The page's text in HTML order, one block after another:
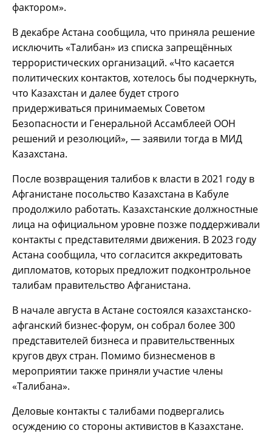
фактором».
В декабре Астана сообщила, что приняла решение
исключить «Талибан» из списка запрещённых
террористических организаций. «Что касается
политических контактов, хотелось бы подчеркнуть,
что Казахстан и далее будет строго
придерживаться принимаемых Советом
Безопасности и Генеральной Ассамблеей ООН
решений и резолюций», — заявили тогда в МИД
Казахстана.
После возвращения талибов к власти в 2021 году в
Афганистане посольство Казахстана в Кабуле
продолжило работать. Казахстанские должностные
лица на официальном уровне позже поддерживали
контакты с представителями движения. В 2023 году
Астана сообщила, что согласится аккредитовать
дипломатов, которых предложит подконтрольное
талибам правительство Афганистана.
В начале августа в Астане состоялся казахстанско-
афганский бизнес-форум, он собрал более 300
представителей бизнеса и правительственных
кругов двух стран. Помимо бизнесменов в
мероприятии также приняли участие члены
«Талибана».
Деловые контакты с талибами подвергались
осуждению со стороны активистов в Казахстане.